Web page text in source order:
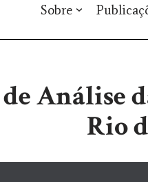
Sobre
Análise
Rio